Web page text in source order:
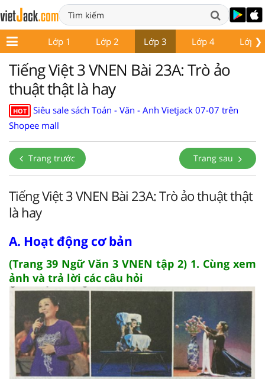
❯
Lớp 1 Lớp 2 Lớp 3 Lớp 4 Lớp 5
Tiếng Việt 3 VNEN Bài 23A: Trò ảo
thuật thật là hay
HOT
Siêu sale sách Toán - Văn - Anh Vietjack 07-07 trên
Shopee mall
Trang trước Trang sau
Tiếng Việt 3 VNEN Bài 23A: Trò ảo thuật thật
là hay
A. Hoạt động cơ bản
(Trang 39 Ngữ Văn 3 VNEN tập 2) 1. Cùng xem
ảnh và trả lời các câu hỏi